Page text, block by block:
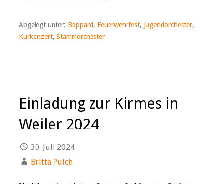
Abgelegt unter: Boppard, Feuerwehrfest, Jugendorchester,
Kurkonzert, Stammorchester
Einladung zur Kirmes in
Weiler 2024
30. Juli 2024
Britta Pulch